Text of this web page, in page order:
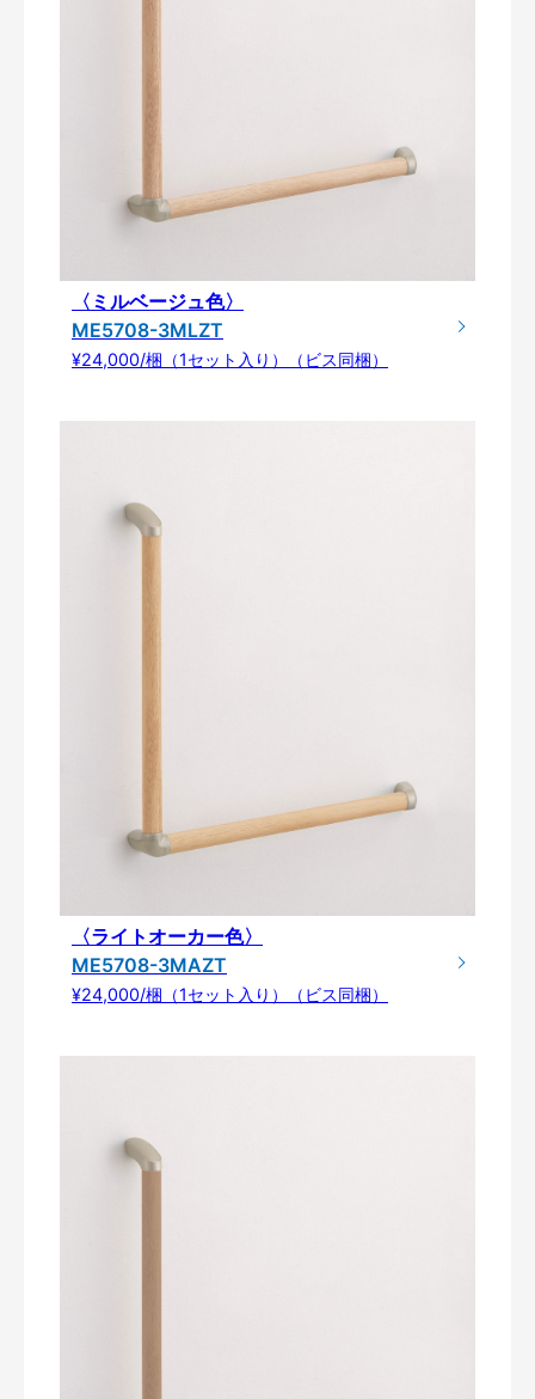
〈ミルベージュ色〉
ME5708-3MLZT
¥24,000/梱（1セット入り）（ビス同梱）
〈ライトオーカー色〉
ME5708-3MAZT
¥24,000/梱（1セット入り）（ビス同梱）